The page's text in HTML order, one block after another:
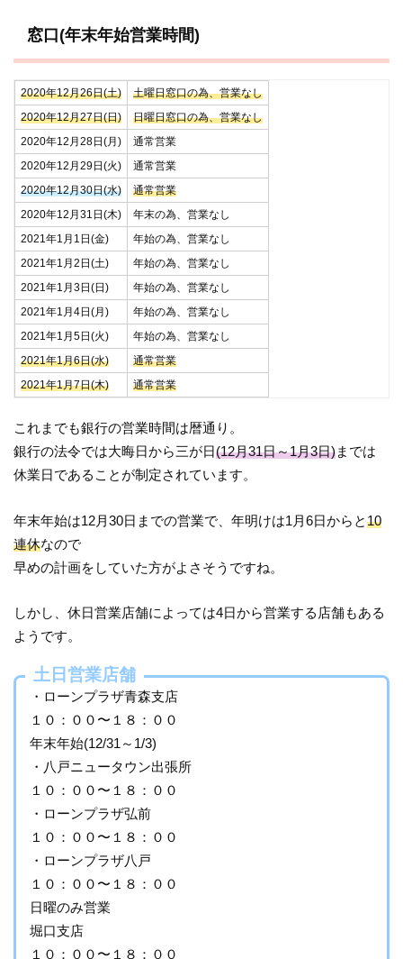
窓口(年末年始営業時間)
2020年12月26日(土)
土曜日窓口の為、営業なし
2020年12月27日(日)
日曜日窓口の為、営業なし
2020年12月28日(月)
通常営業
2020年12月29日(火)
通常営業
2020年12月30日(水)
通常営業
2020年12月31日(木)
年末の為、営業なし
2021年1月1日(金)
年始の為、営業なし
2021年1月2日(土)
年始の為、営業なし
2021年1月3日(日)
年始の為、営業なし
2021年1月4日(月)
年始の為、営業なし
2021年1月5日(火)
年始の為、営業なし
2021年1月6日(水)
通常営業
2021年1月7日(木)
通常営業
これまでも銀行の営業時間は暦通り。
銀行の法令では大晦日から三が日(12月31日～1月3日)までは
休業日であることが制定されています。
年末年始は12月30日までの営業で、年明けは1月6日からと10
連休なので
早めの計画をしていた方がよさそうですね。
しかし、休日営業店舗によっては4日から営業する店舗もある
ようです。
土日営業店舗
・ローンプラザ青森支店
１０：００〜１８：００
年末年始(12/31～1/3)
・八戸ニュータウン出張所
１０：００〜１８：００
・ローンプラザ弘前
１０：００〜１８：００
・ローンプラザ八戸
１０：００〜１８：００
日曜のみ営業
堀口支店
１０：００〜１８：００